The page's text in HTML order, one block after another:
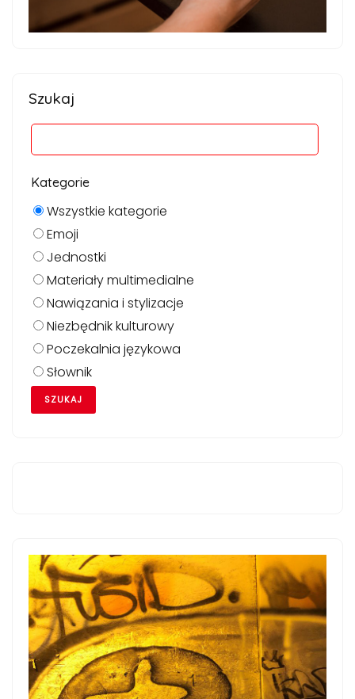
Szukaj
Kategorie
Wszystkie kategorie
Emoji
Jednostki
Materiały multimedialne
Nawiązania i stylizacje
Niezbędnik kulturowy
Poczekalnia językowa
Słownik